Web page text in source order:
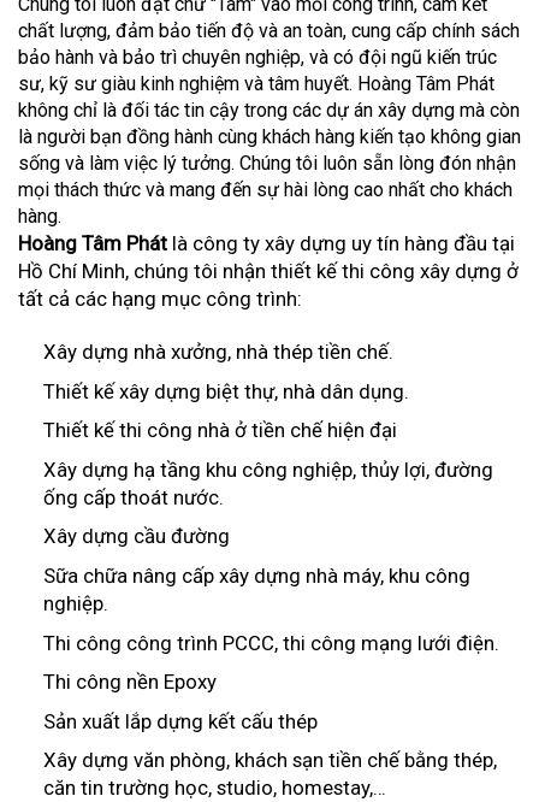
chất lượng, đảm bảo tiến độ và an toàn, cung cấp chính sách
bảo hành và bảo trì chuyên nghiệp, và có đội ngũ kiến trúc
sư, kỹ sư giàu kinh nghiệm và tâm huyết. Hoàng Tâm Phát
không chỉ là đối tác tin cậy trong các dự án xây dựng mà còn
là người bạn đồng hành cùng khách hàng kiến tạo không gian
sống và làm việc lý tưởng. Chúng tôi luôn sẵn lòng đón nhận
mọi thách thức và mang đến sự hài lòng cao nhất cho khách
hàng.
Hoàng Tâm Phát là công ty xây dựng uy tín hàng đầu tại
Hồ Chí Minh, chúng tôi nhận thiết kế thi công xây dựng ở
tất cả các hạng mục công trình:
Xây dựng nhà xưởng, nhà thép tiền chế.
Thiết kế xây dựng biệt thự, nhà dân dụng.
Thiết kế thi công nhà ở tiền chế hiện đại
Xây dựng hạ tầng khu công nghiệp, thủy lợi, đường
ống cấp thoát nước.
Xây dựng cầu đường
Sữa chữa nâng cấp xây dựng nhà máy, khu công
nghiệp.
Thi công công trình PCCC, thi công mạng lưới điện.
Thi công nền Epoxy
Sản xuất lắp dựng kết cấu thép
Xây dựng văn phòng, khách sạn tiền chế bằng thép,
căn tin trường học, studio, homestay,…